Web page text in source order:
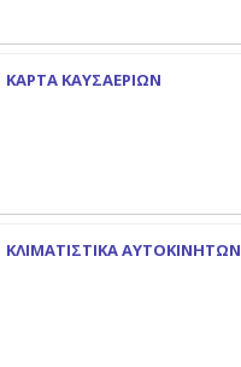
ΚΑΡΤΑ ΚΑΥΣΑΕΡΙΩΝ
ΚΛΙΜΑΤΙΣΤΙΚΑ ΑΥΤΟΚΙΝΗΤΩΝ